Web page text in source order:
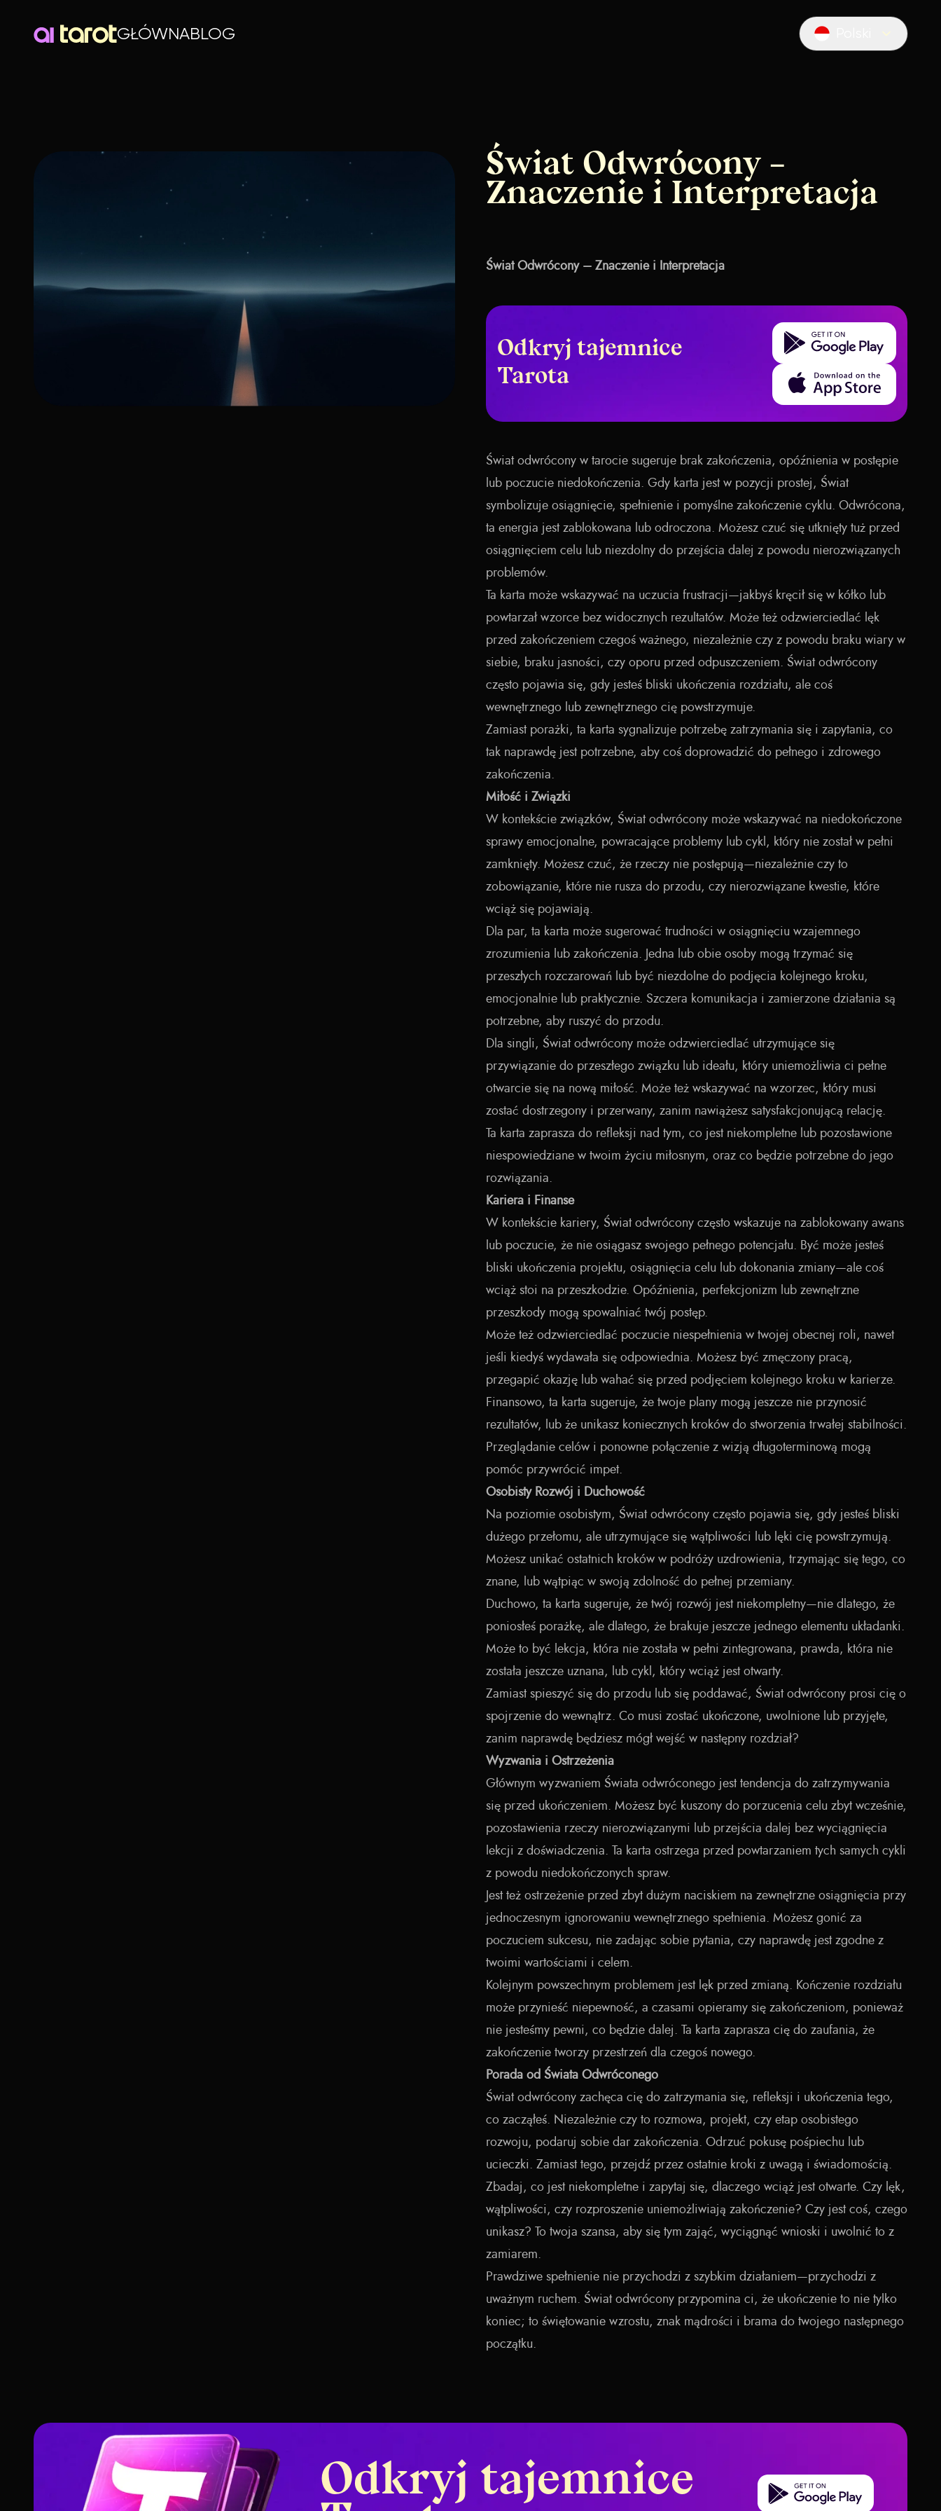
GŁÓWNABLOG
Świat Odwrócony –
Znaczenie i Interpretacja
Świat Odwrócony – Znaczenie i Interpretacja
Odkryj tajemnice
Tarota
Get it on Google Play
Download on the App Store
Świat odwrócony w tarocie sugeruje brak zakończenia, opóźnienia w postępie
lub poczucie niedokończenia. Gdy karta jest w pozycji prostej, Świat
symbolizuje osiągnięcie, spełnienie i pomyślne zakończenie cyklu. Odwrócona,
ta energia jest zablokowana lub odroczona. Możesz czuć się utknięty tuż przed
osiągnięciem celu lub niezdolny do przejścia dalej z powodu nierozwiązanych
problemów.
Ta karta może wskazywać na uczucia frustracji—jakbyś kręcił się w kółko lub
powtarzał wzorce bez widocznych rezultatów. Może też odzwierciedlać lęk
przed zakończeniem czegoś ważnego, niezależnie czy z powodu braku wiary w
siebie, braku jasności, czy oporu przed odpuszczeniem. Świat odwrócony
często pojawia się, gdy jesteś bliski ukończenia rozdziału, ale coś
wewnętrznego lub zewnętrznego cię powstrzymuje.
Zamiast porażki, ta karta sygnalizuje potrzebę zatrzymania się i zapytania, co
tak naprawdę jest potrzebne, aby coś doprowadzić do pełnego i zdrowego
zakończenia.
Miłość i Związki
W kontekście związków, Świat odwrócony może wskazywać na niedokończone
sprawy emocjonalne, powracające problemy lub cykl, który nie został w pełni
zamknięty. Możesz czuć, że rzeczy nie postępują—niezależnie czy to
zobowiązanie, które nie rusza do przodu, czy nierozwiązane kwestie, które
wciąż się pojawiają.
Dla par, ta karta może sugerować trudności w osiągnięciu wzajemnego
zrozumienia lub zakończenia. Jedna lub obie osoby mogą trzymać się
przeszłych rozczarowań lub być niezdolne do podjęcia kolejnego kroku,
emocjonalnie lub praktycznie. Szczera komunikacja i zamierzone działania są
potrzebne, aby ruszyć do przodu.
Dla singli, Świat odwrócony może odzwierciedlać utrzymujące się
przywiązanie do przeszłego związku lub ideału, który uniemożliwia ci pełne
otwarcie się na nową miłość. Może też wskazywać na wzorzec, który musi
zostać dostrzegony i przerwany, zanim nawiążesz satysfakcjonującą relację.
Ta karta zaprasza do refleksji nad tym, co jest niekompletne lub pozostawione
niespowiedziane w twoim życiu miłosnym, oraz co będzie potrzebne do jego
rozwiązania.
Kariera i Finanse
W kontekście kariery, Świat odwrócony często wskazuje na zablokowany awans
lub poczucie, że nie osiągasz swojego pełnego potencjału. Być może jesteś
bliski ukończenia projektu, osiągnięcia celu lub dokonania zmiany—ale coś
wciąż stoi na przeszkodzie. Opóźnienia, perfekcjonizm lub zewnętrzne
przeszkody mogą spowalniać twój postęp.
Może też odzwierciedlać poczucie niespełnienia w twojej obecnej roli, nawet
jeśli kiedyś wydawała się odpowiednia. Możesz być zmęczony pracą,
przegapić okazję lub wahać się przed podjęciem kolejnego kroku w karierze.
Finansowo, ta karta sugeruje, że twoje plany mogą jeszcze nie przynosić
rezultatów, lub że unikasz koniecznych kroków do stworzenia trwałej stabilności.
Przeglądanie celów i ponowne połączenie z wizją długoterminową mogą
pomóc przywrócić impet.
Osobisty Rozwój i Duchowość
Na poziomie osobistym, Świat odwrócony często pojawia się, gdy jesteś bliski
dużego przełomu, ale utrzymujące się wątpliwości lub lęki cię powstrzymują.
Możesz unikać ostatnich kroków w podróży uzdrowienia, trzymając się tego, co
znane, lub wątpiąc w swoją zdolność do pełnej przemiany.
Duchowo, ta karta sugeruje, że twój rozwój jest niekompletny—nie dlatego, że
poniosłeś porażkę, ale dlatego, że brakuje jeszcze jednego elementu układanki.
Może to być lekcja, która nie została w pełni zintegrowana, prawda, która nie
została jeszcze uznana, lub cykl, który wciąż jest otwarty.
Zamiast spieszyć się do przodu lub się poddawać, Świat odwrócony prosi cię o
spojrzenie do wewnątrz. Co musi zostać ukończone, uwolnione lub przyjęte,
zanim naprawdę będziesz mógł wejść w następny rozdział?
Wyzwania i Ostrzeżenia
Głównym wyzwaniem Świata odwróconego jest tendencja do zatrzymywania
się przed ukończeniem. Możesz być kuszony do porzucenia celu zbyt wcześnie,
pozostawienia rzeczy nierozwiązanymi lub przejścia dalej bez wyciągnięcia
lekcji z doświadczenia. Ta karta ostrzega przed powtarzaniem tych samych cykli
z powodu niedokończonych spraw.
Jest też ostrzeżenie przed zbyt dużym naciskiem na zewnętrzne osiągnięcia przy
jednoczesnym ignorowaniu wewnętrznego spełnienia. Możesz gonić za
poczuciem sukcesu, nie zadając sobie pytania, czy naprawdę jest zgodne z
twoimi wartościami i celem.
Kolejnym powszechnym problemem jest lęk przed zmianą. Kończenie rozdziału
może przynieść niepewność, a czasami opieramy się zakończeniom, ponieważ
nie jesteśmy pewni, co będzie dalej. Ta karta zaprasza cię do zaufania, że
zakończenie tworzy przestrzeń dla czegoś nowego.
Porada od Świata Odwróconego
Świat odwrócony zachęca cię do zatrzymania się, refleksji i ukończenia tego,
co zacząłeś. Niezależnie czy to rozmowa, projekt, czy etap osobistego
rozwoju, podaruj sobie dar zakończenia. Odrzuć pokusę pośpiechu lub
ucieczki. Zamiast tego, przejdź przez ostatnie kroki z uwagą i świadomością.
Zbadaj, co jest niekompletne i zapytaj się, dlaczego wciąż jest otwarte. Czy lęk,
wątpliwości, czy rozproszenie uniemożliwiają zakończenie? Czy jest coś, czego
unikasz? To twoja szansa, aby się tym zająć, wyciągnąć wnioski i uwolnić to z
zamiarem.
Prawdziwe spełnienie nie przychodzi z szybkim działaniem—przychodzi z
uważnym ruchem. Świat odwrócony przypomina ci, że ukończenie to nie tylko
koniec; to świętowanie wzrostu, znak mądrości i brama do twojego następnego
początku.
Odkryj tajemnice
Get it on Google Play